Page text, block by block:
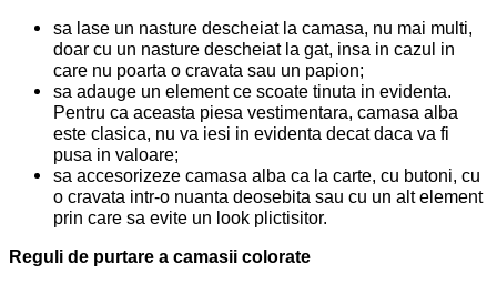
sa lase un nasture descheiat la camasa, nu mai multi,
doar cu un nasture descheiat la gat, insa in cazul in
care nu poarta o cravata sau un papion;
sa adauge un element ce scoate tinuta in evidenta.
Pentru ca aceasta piesa vestimentara, camasa alba
este clasica, nu va iesi in evidenta decat daca va fi
pusa in valoare;
sa accesorizeze camasa alba ca la carte, cu butoni, cu
o cravata intr-o nuanta deosebita sau cu un alt element
prin care sa evite un look plictisitor.
Reguli de purtare a camasii colorate